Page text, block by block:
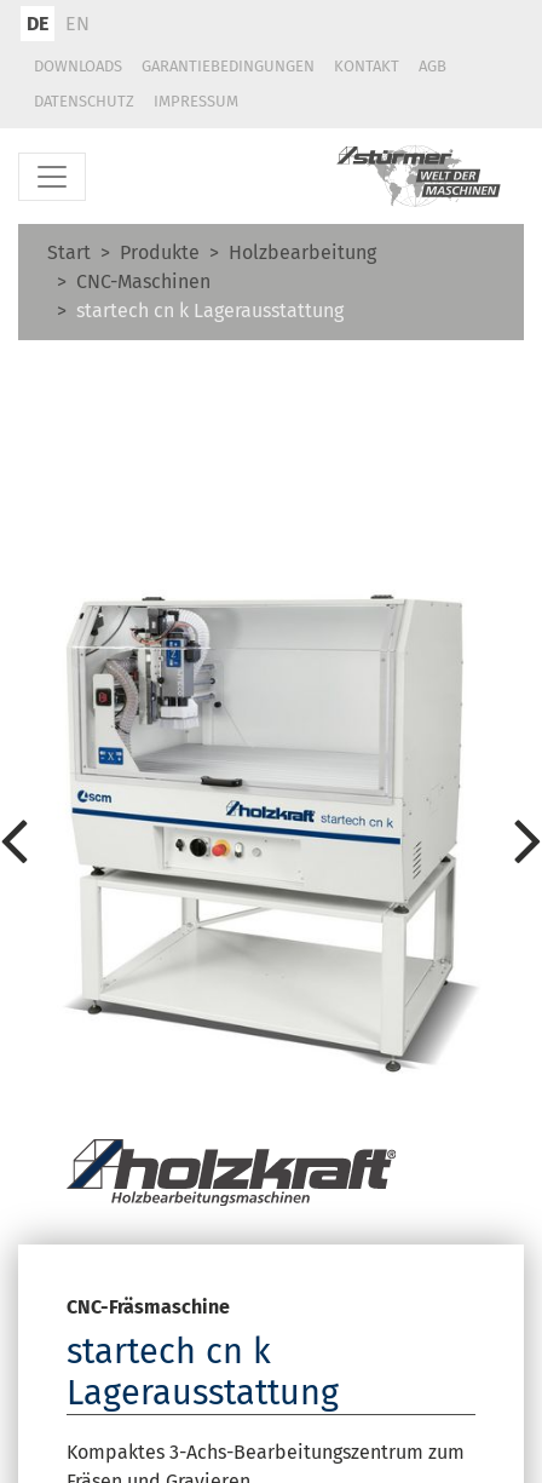
DE EN
DOWNLOADS GARANTIEBEDINGUNGEN KONTAKT
AGB
DATENSCHUTZ
IMPRESSUM
Start Produkte
Holzbearbeitung
CNC-Maschinen
startech cn k Lagerausstattung
CNC-Fräsmaschine
startech cn k
Lagerausstattung
Kompaktes 3-Achs-Bearbeitungszentrum zum